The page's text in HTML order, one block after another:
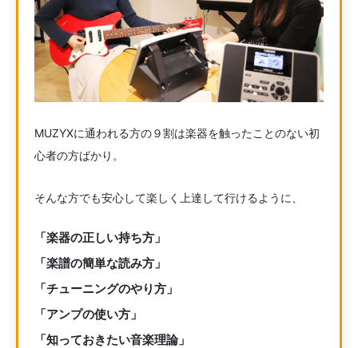
MUZYXに通われる方の９割は楽器を触ったことのない初
心者の方ばかり。
そんな方でも安心して楽しく上達して行けるように、
「楽器の正しい持ち方」
「楽譜の簡単な読み方」
「チューニングのやり方」
「アンプの使い方」
「知っておきたい音楽理論」